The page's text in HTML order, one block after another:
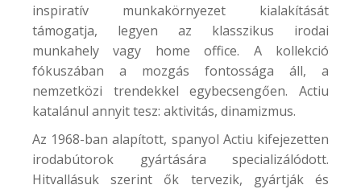
inspiratív munkakörnyezet kialakítását
támogatja, legyen az klasszikus irodai
munkahely vagy home office. A kollekció
fókuszában a mozgás fontossága áll, a
nemzetközi trendekkel egybecsengően. Actiu
katalánul annyit tesz: aktivitás, dinamizmus.
Az 1968-ban alapított, spanyol Actiu kifejezetten
irodabútorok gyártására specializálódott.
Hitvallásuk szerint ők tervezik, gyártják és